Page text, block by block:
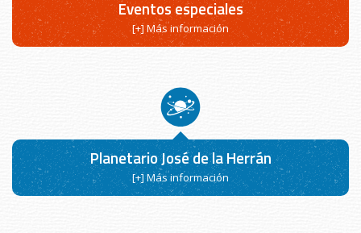
Eventos especiales
[+] Más información
Planetario José de la Herrán
[+] Más información